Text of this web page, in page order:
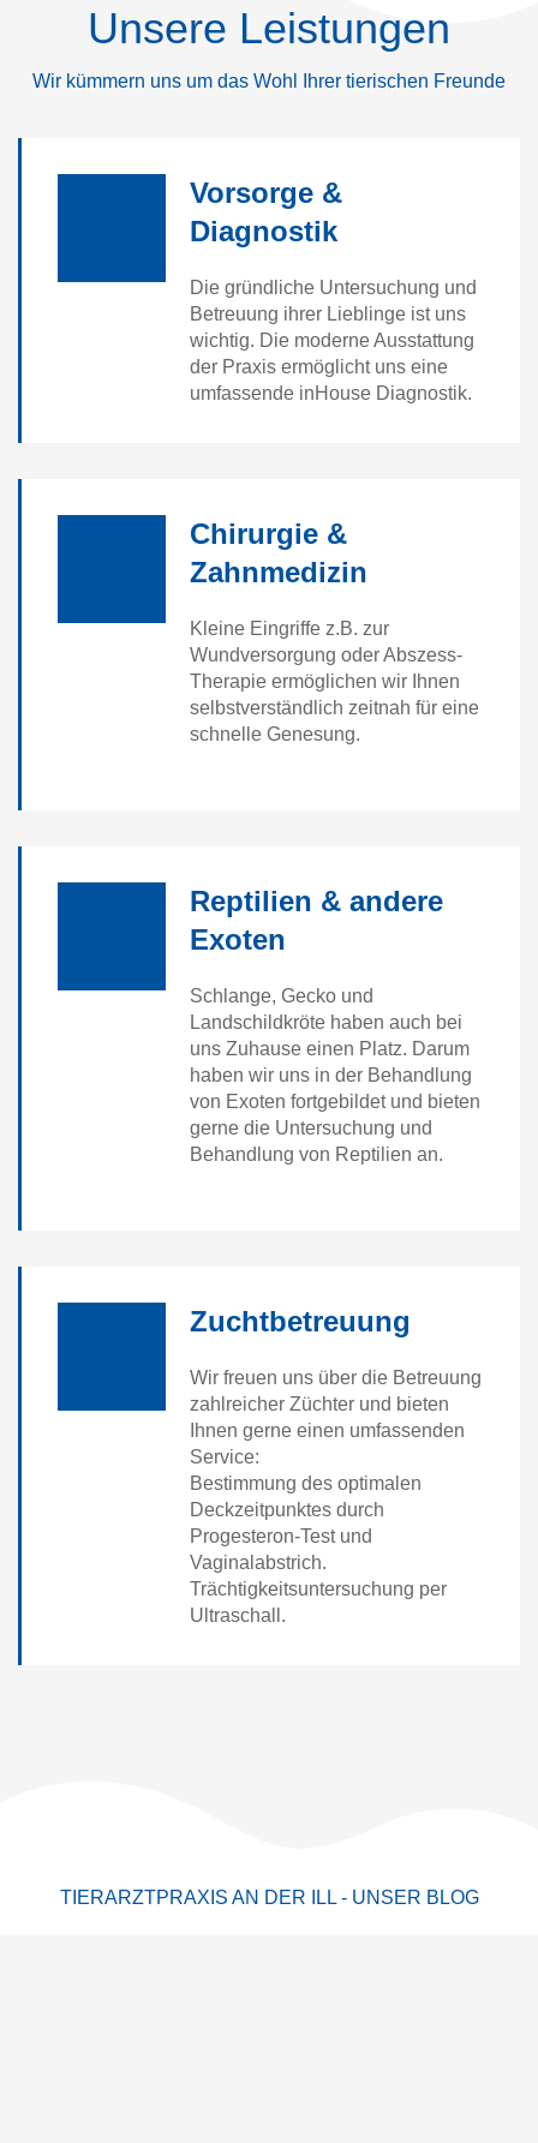
Unsere Leistungen
Wir kümmern uns um das Wohl Ihrer tierischen Freunde
Vorsorge &
Diagnostik
Die gründliche Untersuchung und
Betreuung ihrer Lieblinge ist uns
wichtig. Die moderne Ausstattung
der Praxis ermöglicht uns eine
umfassende inHouse Diagnostik.
Chirurgie &
Zahnmedizin
Kleine Eingriffe z.B. zur
Wundversorgung oder Abszess-
Therapie ermöglichen wir Ihnen
selbstverständlich zeitnah für eine
schnelle Genesung.
Reptilien & andere
Exoten
Schlange, Gecko und
Landschildkröte haben auch bei
uns Zuhause einen Platz. Darum
haben wir uns in der Behandlung
von Exoten fortgebildet und bieten
gerne die Untersuchung und
Behandlung von Reptilien an.
Zuchtbetreuung
Wir freuen uns über die Betreuung
zahlreicher Züchter und bieten
Ihnen gerne einen umfassenden
Service:
Bestimmung des optimalen
Deckzeitpunktes durch
Progesteron-Test und
Vaginalabstrich.
Trächtigkeitsuntersuchung per
Ultraschall.
TIERARZTPRAXIS AN DER ILL - UNSER BLOG